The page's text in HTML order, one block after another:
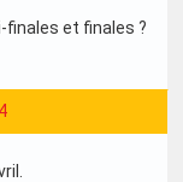
finales et finales ?